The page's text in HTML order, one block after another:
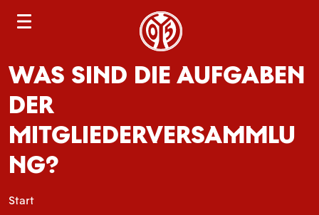
WAS SIND DIE AUFGABEN
DER
MITGLIEDERVERSAMMLU
NG?
Start